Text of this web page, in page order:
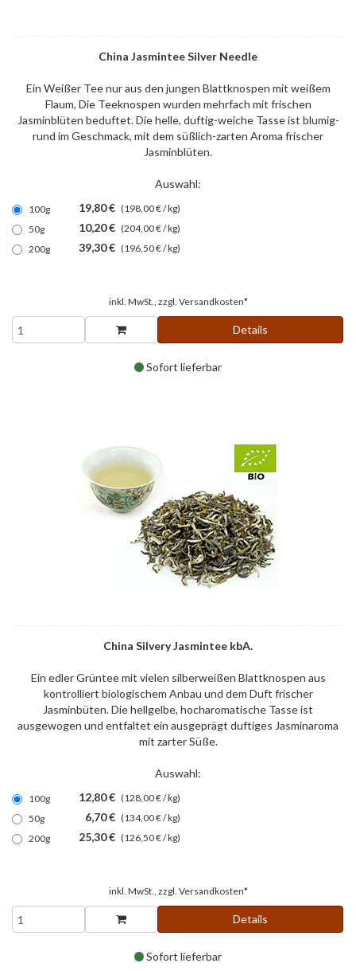
China Jasmintee Silver Needle
Ein Weißer Tee nur aus den jungen Blattknospen mit weißem
Flaum, Die Teeknospen wurden mehrfach mit frischen
Jasminblüten beduftet. Die helle, duftig-weiche Tasse ist blumig-
rund im Geschmack, mit dem süßlich-zarten Aroma frischer
Jasminblüten.
Auswahl:
100g 19,80 € (198,00 € / kg)
50g
10,20 € (204,00 € / kg)
200g
39,30 € (196,50 € / kg)
inkl. MwSt., zzgl. Versandkosten*
Details
Sofort lieferbar
China Silvery Jasmintee kbA.
Ein edler Grüntee mit vielen silberweißen Blattknospen aus
kontrolliert biologischem Anbau und dem Duft frischer
Jasminbüten. Die hellgelbe, hocharomatische Tasse ist
ausgewogen und entfaltet ein ausgeprägt duftiges Jasminaroma
mit zarter Süße.
Auswahl:
100g 12,80 € (128,00 € / kg)
50g
6,70 € (134,00 € / kg)
200g
25,30 € (126,50 € / kg)
inkl. MwSt., zzgl. Versandkosten*
Details
Sofort lieferbar